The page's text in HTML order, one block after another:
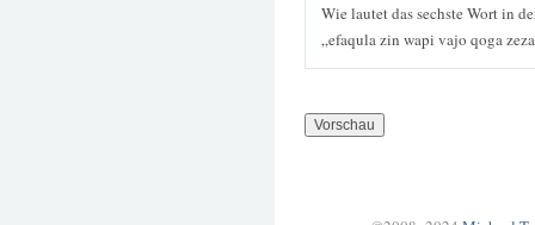
Wie lautet das sechste Wort in
„efaqula zin wapi vajo qoga